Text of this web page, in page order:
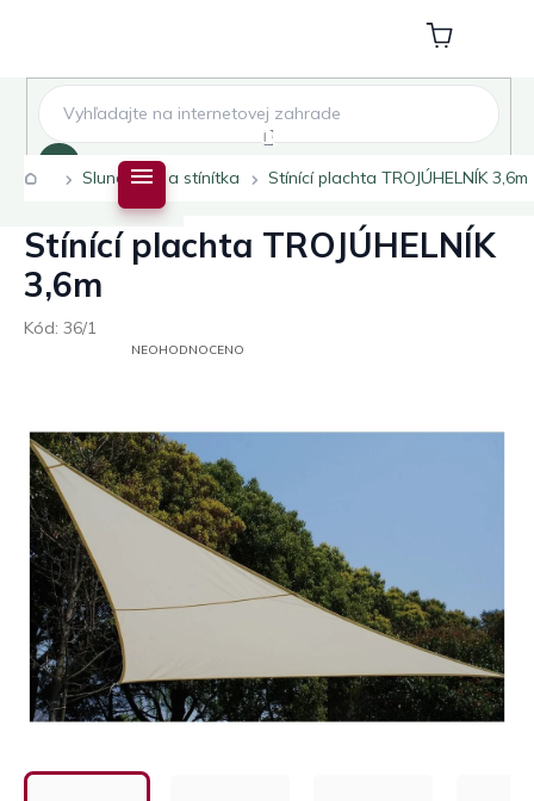
Nákupní
košík
DomůSlunečníky a stínítka Stínící plachta TROJÚHELNÍK 3,6m
Stínící plachta TROJÚHELNÍK
3,6m
Kód: 36/1
PRŮMĚRNÉ
0,0
Z
5
HVĚZDIČEK.
NEOHODNOCENO